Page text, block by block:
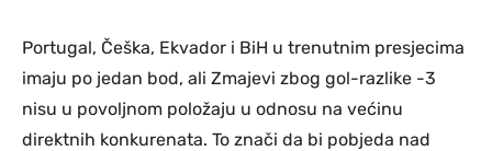
Portugal, Češka, Ekvador i BiH u trenutnim presjecima
imaju po jedan bod, ali Zmajevi zbog gol-razlike -3
nisu u povoljnom položaju u odnosu na većinu
direktnih konkurenata. To znači da bi pobjeda nad